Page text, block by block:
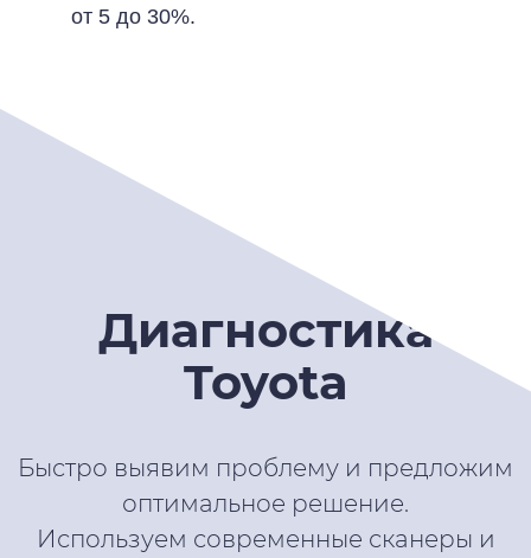
от 5 до 30%.
Диагностика
Toyota
Быстро выявим проблему и предложим
оптимальное решение.
Используем современные сканеры и